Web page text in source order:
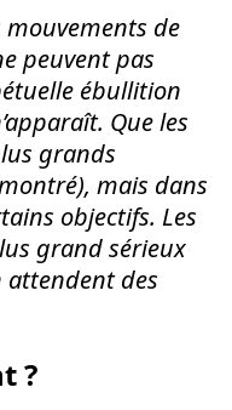
de
peuvent pas
ébullition
Que les
grands
mais dans
objectifs. Les
grand sérieux
attendent des
?